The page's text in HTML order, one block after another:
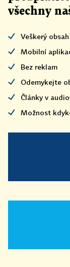
všechny
Veškerý
Mobilní
Bez reklam
Odemykejte
Články v
Možnost